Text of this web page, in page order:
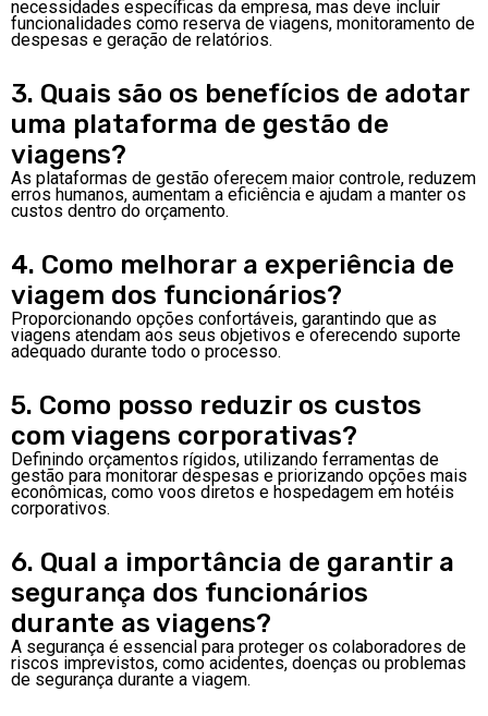
necessidades específicas da empresa, mas deve incluir
funcionalidades como reserva de viagens, monitoramento de
despesas e geração de relatórios.
3. Quais são os benefícios de adotar
uma plataforma de gestão de
viagens?
As plataformas de gestão oferecem maior controle, reduzem
erros humanos, aumentam a eficiência e ajudam a manter os
custos dentro do orçamento.
4. Como melhorar a experiência de
viagem dos funcionários?
Proporcionando opções confortáveis, garantindo que as
viagens atendam aos seus objetivos e oferecendo suporte
adequado durante todo o processo.
5. Como posso reduzir os custos
com viagens corporativas?
Definindo orçamentos rígidos, utilizando ferramentas de
gestão para monitorar despesas e priorizando opções mais
econômicas, como voos diretos e hospedagem em hotéis
corporativos.
6. Qual a importância de garantir a
segurança dos funcionários
durante as viagens?
A segurança é essencial para proteger os colaboradores de
riscos imprevistos, como acidentes, doenças ou problemas
de segurança durante a viagem.